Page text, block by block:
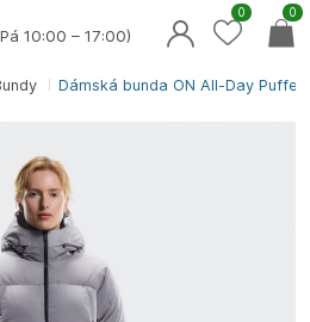
Dámská bunda ON All-Day
10:00 – 17:00)
0
0